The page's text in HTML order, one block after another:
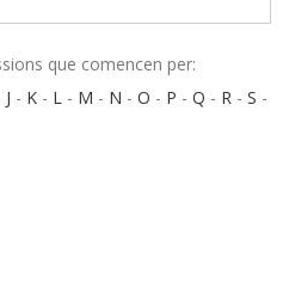
que comencen per:
J - K - L - M - N - O - P - Q - R - S -